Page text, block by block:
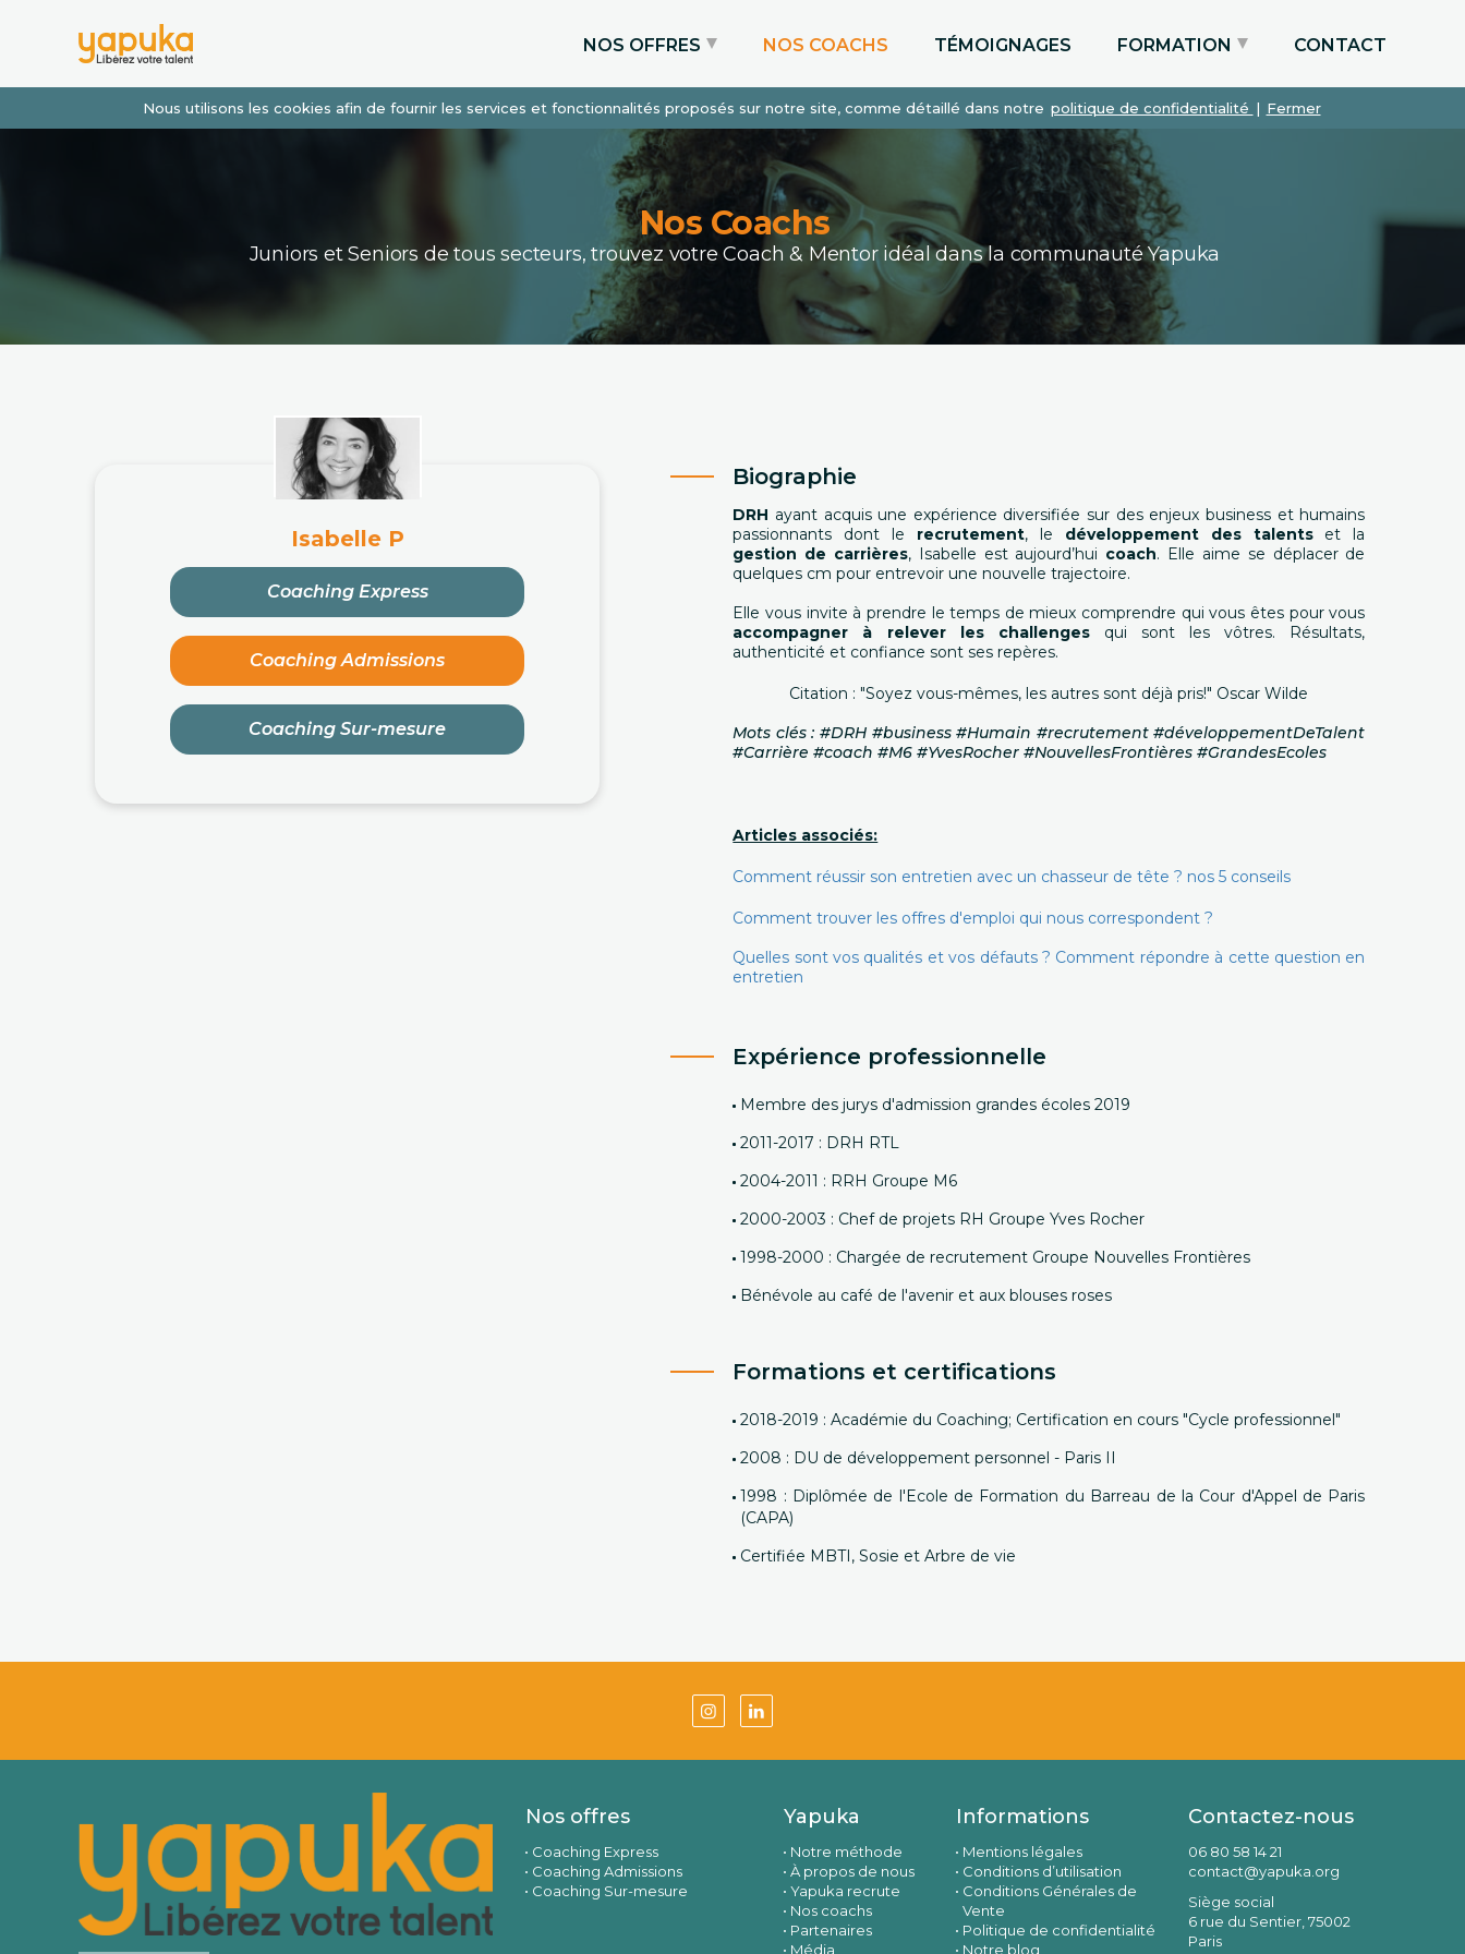
Nous utilisons les cookies afin de fournir les services et fonctionnalités proposés sur notre site, comme détaillé dans notre politique de confidentialité | Fermer
NOS OFFRES
Coaching Express
Coaching Admissions
Coaching Sur-mesure
NOS COACHS TÉMOIGNAGES FORMATION
Particuliers via le CPF
Etudiants
Entreprises
CONTACT
Nos Coachs
Juniors et Seniors de tous secteurs, trouvez votre Coach & Mentor idéal dans la communauté Yapuka
Isabelle P
Coaching Express
Coaching Admissions
Coaching Sur-mesure
Biographie
DRH ayant acquis une expérience diversifiée sur des enjeux business et humains
passionnants dont le recrutement, le développement des talentset la
gestion de carrières, Isabelle est aujourd’hui coach. Elle aime se déplacer de
quelques cm pour entrevoir une nouvelle trajectoire.
Elle vous invite à prendre le temps de mieux comprendre qui vous êtes pour vous
accompagner à relever les challenges qui sont les vôtres. Résultats,
authenticité et confiance sont ses repères.
Citation : "Soyez vous-mêmes, les autres sont déjà pris!" Oscar Wilde
Mots clés : #DRH #business #Humain #recrutement #développementDeTalent
#Carrière #coach #M6 #YvesRocher #NouvellesFrontières #GrandesEcoles
Articles associés:
Comment réussir son entretien avec un chasseur de tête ? nos 5 conseils
Comment trouver les offres d'emploi qui nous correspondent ?
Quelles sont vos qualités et vos défauts ? Comment répondre à cette question en
entretien
Expérience professionnelle
Membre des jurys d'admission grandes écoles 2019
2011-2017 : DRH RTL
2004-2011 : RRH Groupe M6
2000-2003 : Chef de projets RH Groupe Yves Rocher
1998-2000 : Chargée de recrutement Groupe Nouvelles Frontières
Bénévole au café de l'avenir et aux blouses roses
Formations et certifications
2018-2019 : Académie du Coaching; Certification en cours "Cycle professionnel"
2008 : DU de développement personnel - Paris II
1998 : Diplômée de l'Ecole de Formation du Barreau de la Cour d'Appel de Paris
(CAPA)
Certifiée MBTI, Sosie et Arbre de vie
Nos offres
Coaching Express
Coaching Admissions
Coaching Sur-mesure
Yapuka
Notre méthode
À propos de nous
Yapuka recrute
Nos coachs
Partenaires
Média
Informations
Mentions légales
Conditions d’utilisation
Conditions Générales de
Vente
Politique de confidentialité
Notre blog
Contactez-nous
06 80 58 14 21
contact@yapuka.org
Siège social
6 rue du Sentier, 75002
Paris